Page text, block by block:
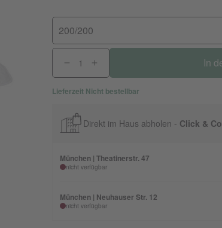
200/200
In
Lieferzeit Nicht bestellbar
Direkt im Haus abholen - Click &
München | Theatinerstr. 47
nicht verfügbar
München | Neuhauser Str. 12
nicht verfügbar